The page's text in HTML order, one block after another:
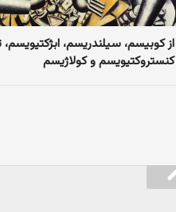
از کوبیسم، سیلندریسم، ابژکتیویسم،
کنستروکتیویسم و کولاژیسم